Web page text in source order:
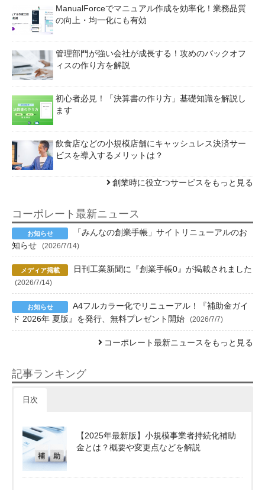
ManualForceでマニュアル作成を効率化！業務品質
の向上・均一化にも有効
管理部門が強い会社が成長する！攻めのバックオフ
ィスの作り方を解説
初心者必見！「決算書の作り方」基礎知識を解説し
ます
飲食店などの小規模店舗にキャッシュレス決済サー
ビスを導入するメリットは？
創業時に役立つサービスをもっと見る
コーポレート最新ニュース
「みんなの創業手帳」サイトリニューアルのお
知らせ
(2026/7/14)
日刊工業新聞に『創業手帳0』が掲載されました
(2026/7/14)
A4フルカラー化でリニューアル！『補助金ガイ
ド 2026年 夏版』を発行、無料プレゼント開始
(2026/7/7)
コーポレート最新ニュースをもっと見る
記事ランキング
日次
【2025年最新版】小規模事業者持続化補助
金とは？概要や変更点などを解説